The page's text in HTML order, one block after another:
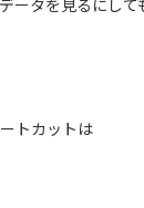
ータを見るにし
トカットは